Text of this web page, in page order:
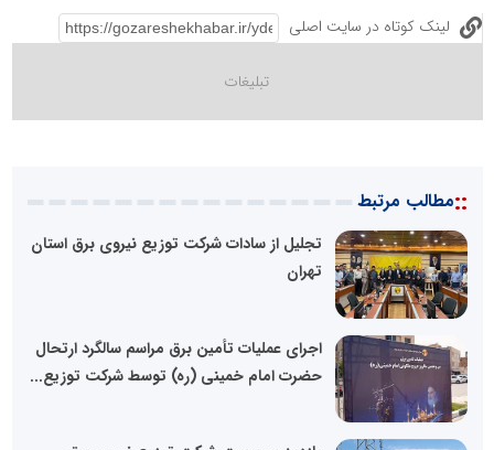
لینک کوتاه در سایت اصلی
::مطالب مرتبط
تجلیل از سادات شرکت توزیع نیروی برق استان
تهران
اجرای عملیات تأمین برق مراسم سالگرد ارتحال
حضرت امام خمینی (ره) توسط شرکت توزیع...